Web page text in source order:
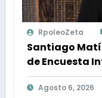
RpoleoZeta
Santiago
de Encuesta
Panorama
Dominicana:
Agosto 6, 2026